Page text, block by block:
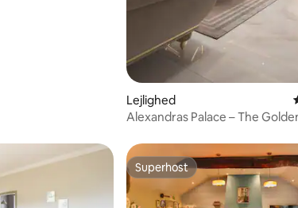
Lejlighed
Alexandras Palace – The
Superhost
Superhost